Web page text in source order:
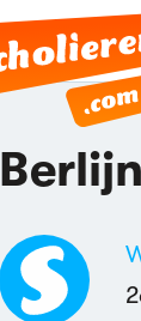
Berlijn